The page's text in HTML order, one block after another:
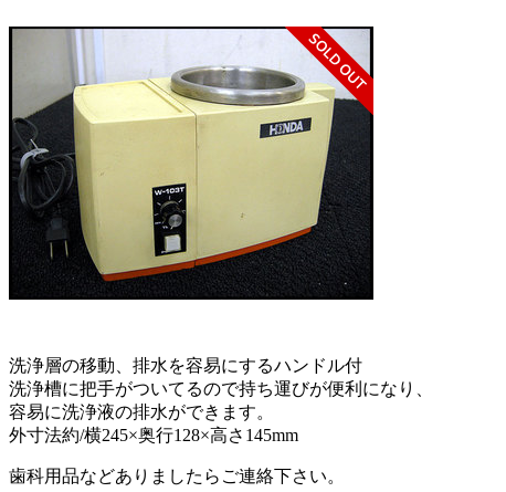
洗浄層の移動、排水を容易にするハンドル付
洗浄槽に把手がついてるので持ち運びが便利になり、
容易に洗浄液の排水ができます。
外寸法約/横245×奥行128×高さ145mm
歯科用品などありましたらご連絡下さい。